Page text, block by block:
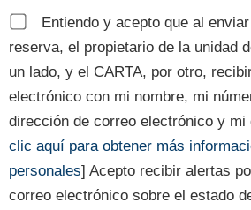
Entiendo y acepto que al
reserva, el propietario de la unidad
un lado, y el CARTA, por otro,
electrónico con mi nombre, mi
dirección de correo electrónico y mi
clic aquí para obtener más
personales] Acepto recibir alertas
correo electrónico sobre el estado